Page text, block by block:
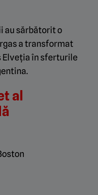
au sărbătorit o
a transformat
Elveția în sferturile
al